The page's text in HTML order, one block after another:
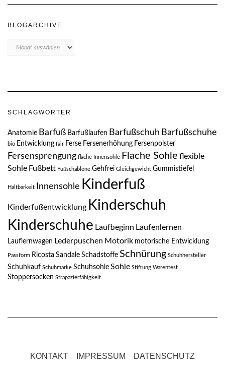
BLOGARCHIVE
SCHLAGWÖRTER
Anatomie Barfuß Barfußlaufen Barfußschuh Barfußschuhe
bio Entwicklung fair Ferse Fersenerhöhung Fersenpolster
Fersensprengung flache Innensohle Flache Sohle flexible
Sohle Fußbett Fußschablone Gehfrei Gleichgewicht Gummistiefel
Haltbarkeit Innensohle Kinderfuß
Kinderfußentwicklung Kinderschuh
Kinderschuhe Laufbeginn Laufenlernen
Lauflernwagen Lederpuschen Motorik motorische Entwicklung
Passform Ricosta Sandale Schadstoffe Schnürung Schuhhersteller
Schuhkauf Schuhmarke Schuhsohle Sohle Stiftung Warentest
Stoppersocken Strapazierfähigkeit
KONTAKT IMPRESSUM DATENSCHUTZ